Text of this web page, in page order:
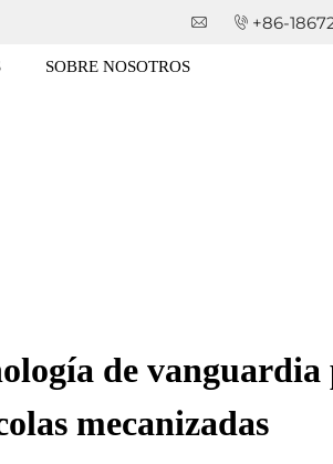
+86-
SOBRE NOSOTROS
de vanguardia
mecanizadas